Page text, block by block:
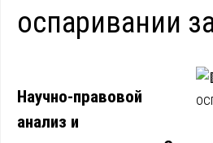
оспаривании
Научно-правовой
анализ и